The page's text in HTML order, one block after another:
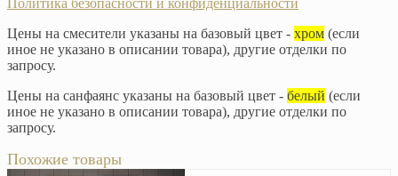
Политика безопасности и конфиденциальности
Цены на смесители указаны на базовый цвет - хром (если
иное не указано в описании товара), другие отделки по
запросу.
Цены на санфаянс указаны на базовый цвет - белый (если
иное не указано в описании товара), другие отделки по
запросу.
Похожие товары